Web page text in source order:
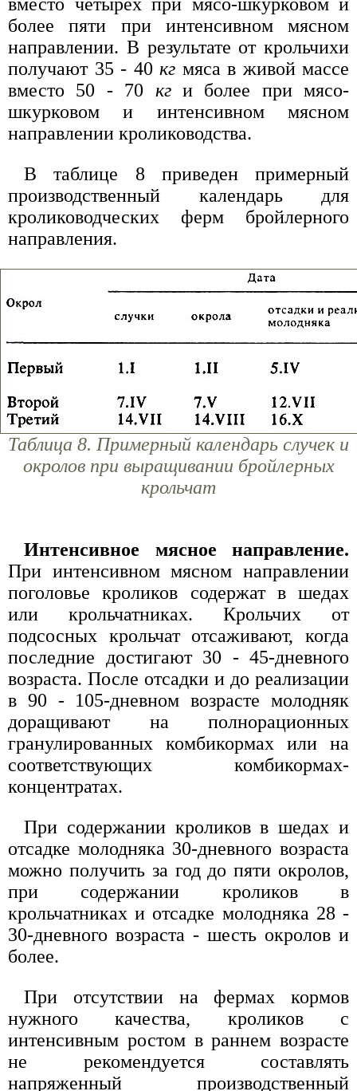
более пяти при интенсивном мясном
направлении. В результате от крольчихи
получают 35 - 40 кг мяса в живой массе
вместо 50 - 70 кги более при мясо-
шкурковом и интенсивном мясном
направлении кролиководства.
В таблице 8 приведен примерный
производственный календарь для
кролиководческих ферм бройлерного
направления.
Таблица 8. Примерный календарь случек и
окролов при выращивании бройлерных
крольчат
Интенсивное мясное направление.
При интенсивном мясном направлении
поголовье кроликов содержат в шедах
или крольчатниках. Крольчих от
подсосных крольчат отсаживают, когда
последние достигают 30 - 45-дневного
возраста. После отсадки и до реализации
в 90 - 105-дневном возрасте молодняк
доращивают на полнорационных
гранулированных комбикормах или на
соответствующих комбикормах-
концентратах.
При содержании кроликов в шедах и
отсадке молодняка 30-дневного возраста
можно получить за год до пяти окролов,
при содержании кроликов в
крольчатниках и отсадке молодняка 28 -
30-дневного возраста - шесть окролов и
более.
При отсутствии на фермах кормов
нужного качества, кроликов с
интенсивным ростом в раннем возрасте
не рекомендуется составлять
напряженный производственный